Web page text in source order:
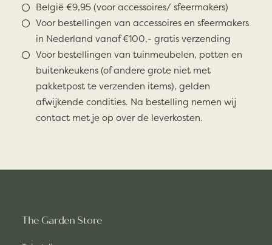
België €9,95 (voor accessoires/ sfeermakers)
Voor bestellingen van accessoires en sfeermakers
in Nederland vanaf €100,- gratis verzending
Voor bestellingen van tuinmeubelen, potten en
buitenkeukens (of andere grote niet met
pakketpost te verzenden items), gelden
afwijkende condities. Na bestelling nemen wij
contact met je op over de leverkosten.
The Garden Store